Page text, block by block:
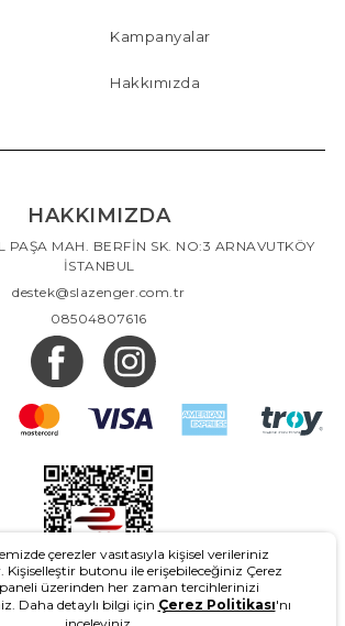
Kampanyalar
Hakkımızda
HAKKIMIZDA
PAŞA MAH. BERFİN SK. NO:3 ARNAVUTKÖY
İSTANBUL
destek@slazenger.com.tr
08504807616
çerezler vasıtasıyla kişisel verileriniz
Kişiselleştir butonu ile erişebileceğiniz Çerez
üzerinden her zaman tercihlerinizi
Daha detaylı bilgi için Çerez Politikası'nı